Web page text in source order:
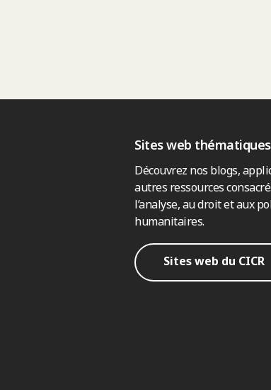
Sites web
Découvrez nos blogs,
autres ressources
l’analyse, au droit et aux
humanitaires.
Sites web du CICR